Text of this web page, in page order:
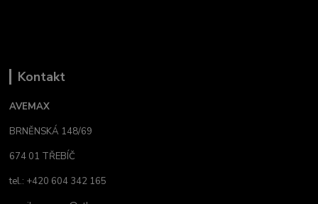
Kontakt
AVEMAX
BRNĚNSKÁ 148/69
674 01 TŘEBÍČ
tel.: +420 604 342 165